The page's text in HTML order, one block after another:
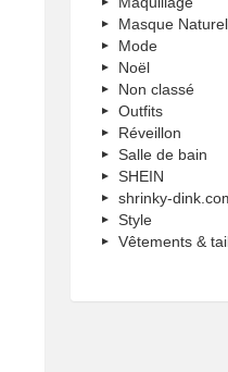
Masque Naturel
Mode
Noël
Non classé
Outfits
Réveillon
Salle de bain
SHEIN
shrinky-
Style
Vêtements &